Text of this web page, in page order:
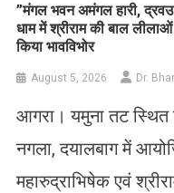
​”मंगल भवन अमंगल हारी,
धाम में श्रीराम की बाल
किया भावविभोर
August 5, 2026 Dr.
आगरा। यमुना तट स्थित
नगला, दयालबाग में
महारुद्राभिषेक एवं